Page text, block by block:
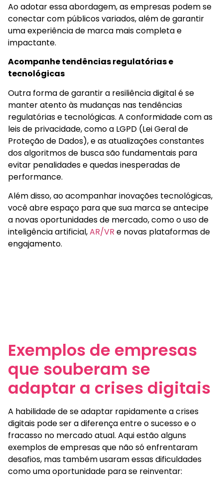
Ao adotar essa abordagem, as empresas podem se
conectar com públicos variados, além de garantir
uma experiência de marca mais completa e
impactante.
Acompanhe tendências regulatórias e
tecnológicas
Outra forma de garantir a resiliência digital é se
manter atento às mudanças nas tendências
regulatórias e tecnológicas. A conformidade com as
leis de privacidade, como a LGPD (Lei Geral de
Proteção de Dados), e as atualizações constantes
dos algoritmos de busca são fundamentais para
evitar penalidades e quedas inesperadas de
performance.
Além disso, ao acompanhar inovações tecnológicas,
você abre espaço para que sua marca se antecipe
a novas oportunidades de mercado, como o uso de
inteligência artificial,AR/VR e novas plataformas de
engajamento.
Exemplos de empresas
que souberam se
adaptar a crises digitais
A habilidade de se adaptar rapidamente a crises
digitais pode ser a diferença entre o sucesso e o
fracasso no mercado atual. Aqui estão alguns
exemplos de empresas que não só enfrentaram
desafios, mas também usaram essas dificuldades
como uma oportunidade para se reinventar: